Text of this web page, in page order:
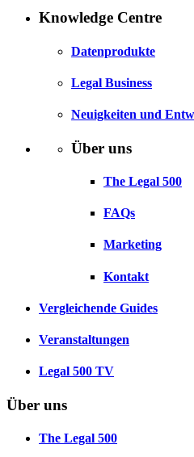
Knowledge Centre
Datenprodukte
Legal Business
Neuigkeiten und
Über uns
The Legal 500
FAQs
Marketing
Kontakt
Vergleichende Guides
Veranstaltungen
Legal 500 TV
Über uns
The Legal 500